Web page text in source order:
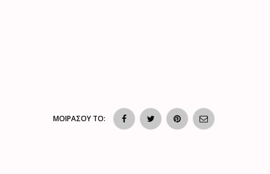
ΜΟΙΡΑΣΟΥ ΤΟ: